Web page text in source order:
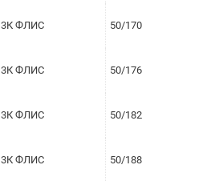
3К ФЛИС 50/170
3К ФЛИС 50/176
3К ФЛИС 50/182
3К ФЛИС 50/188